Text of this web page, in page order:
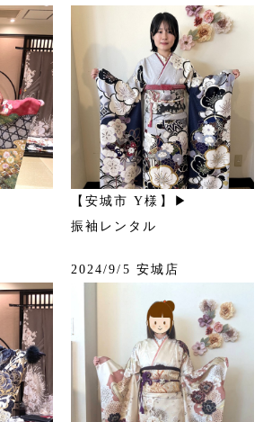
【安城市 Y様】▶
振袖レンタル
2024/9/5 安城店